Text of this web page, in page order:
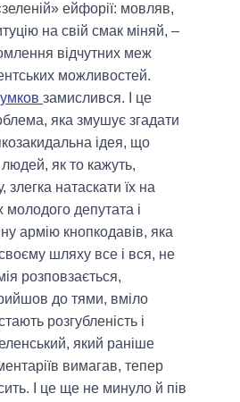
ейфорії: мовляв,
на свій смак міняй, –
відчутних меж
можливостей.
замислився. І це
яка змушує згадати
ідея, що
як то кажуть,
натаскати їх на
молодого депутата і
армію кнопкодавів, яка
шляху все і вся, не
розповзається,
до тями, вміло
розгубленість і
який раніше
вимагав, тепер
І це ще не минуло й пів